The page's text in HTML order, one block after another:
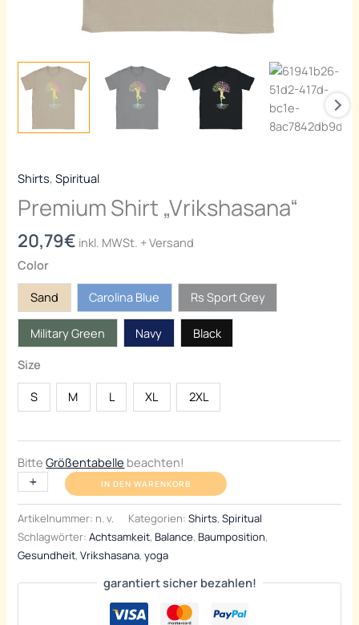
Shirts,Spiritual
Premium Shirt „Vrikshasana“
20,79€ inkl. MWSt. + Versand
Color
Sand Carolina Blue Rs Sport Grey
Military Green Navy
Black
Size
S M L XL 2XL
BitteGrößentabelle beachten!
-
Premium
"Vrikshasana"
Menge
+ IN DEN WARENKORB
Artikelnummer: n. v. Kategorien:Shirts,Spiritual
Schlagwörter:Achtsamkeit, Balance, Baumposition,
Gesundheit,Vrikshasana,yoga
garantiert sicher bezahlen!